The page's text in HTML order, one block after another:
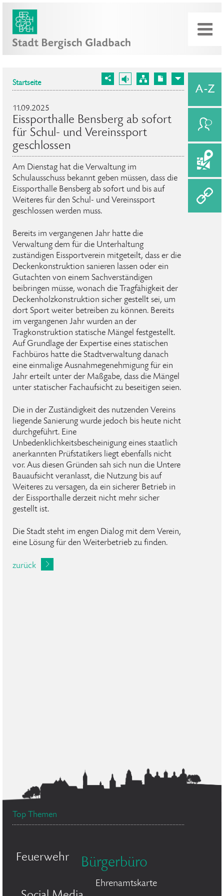
Startseite
11.09.2025
Eissporthalle Bensberg ab sofort
für Schul- und Vereinssport
geschlossen
Am Dienstag hat die Verwaltung im
Schulausschuss bekannt geben müssen, dass die
Eissporthalle Bensberg ab sofort und bis auf
Weiteres für den Schul- und Vereinssport
geschlossen werden muss.
Bereits im vergangenen Jahr hatte die
Verwaltung dem für die Unterhaltung
zuständigen Eissportverein mitgeteilt, dass er die
Deckenkonstruktion sanieren lassen oder ein
Gutachten von einem Sachverständigen
beibringen müsse, wonach die Tragfähigkeit der
Deckenholzkonstruktion sicher gestellt sei, um
dort Sport weiter betreiben zu können. Bereits
im vergangenen Jahr wurden an der
Tragkonstruktion statische Mängel festgestellt.
Auf Grundlage der Expertise eines statischen
Fachbüros hatte die Stadtverwaltung danach
eine einmalige Ausnahmegenehmigung für ein
Jahr erteilt unter der Maßgabe, dass die Mängel
unter statischer Fachaufsicht zu beseitigen seien.
Die in der Zuständigkeit des nutzenden Vereins
liegende Sanierung wurde jedoch bis heute nicht
durchgeführt. Eine
Unbedenklichkeitsbescheinigung eines staatlich
anerkannten Prüfstatikers liegt ebenfalls nicht
vor. Aus diesen Gründen sah sich nun die Untere
Bauaufsicht veranlasst, die Nutzung bis auf
Weiteres zu versagen, da ein sicherer Betrieb in
der Eissporthalle derzeit nicht mehr sicher
gestellt ist.
Die Stadt steht im engen Dialog mit dem Verein,
eine Lösung für den Weiterbetrieb zu finden.
zurück
Top Themen
Feuerwehr Bürgerbüro
Ehrenamtskarte